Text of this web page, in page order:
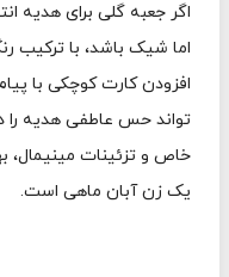
اگر جعبه گلی برای هدیه
اما شیک باشد، با ترکیب
افزودن کارت کوچکی با
تواند حس عاطفی هدیه را
خاص و تزئینات مینیمال،
یک زن آبان ماهی است.